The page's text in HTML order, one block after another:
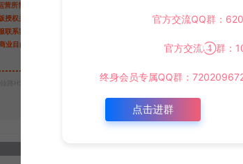
所需。
权并合法使用。
系我们。将会第一时间解决！
目的与商业用途，请大家不要用于商用！
路H5】6月最新整理Linux手工服务端+Win一键服务端+解压即玩+简易安卓客
官方交流QQ群：
官方交流④群：
终身会员专属QQ群：
点击进群